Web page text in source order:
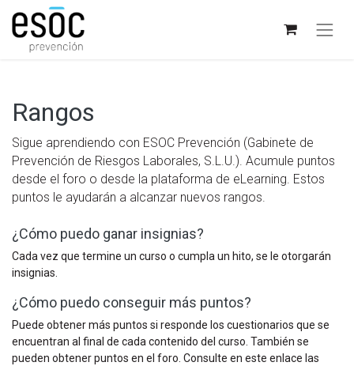
Rangos
Sigue aprendiendo con ESOC Prevención (Gabinete de
Prevención de Riesgos Laborales, S.L.U.). Acumule puntos
desde el foro o desde la plataforma de eLearning. Estos
puntos le ayudarán a alcanzar nuevos rangos.
¿Cómo puedo ganar insignias?
Cada vez que termine un curso o cumpla un hito, se le otorgarán
insignias.
¿Cómo puedo conseguir más puntos?
Puede obtener más puntos si responde los cuestionarios que se
encuentran al final de cada contenido del curso. También se
pueden obtener puntos en el foro. Consulte en este enlace las